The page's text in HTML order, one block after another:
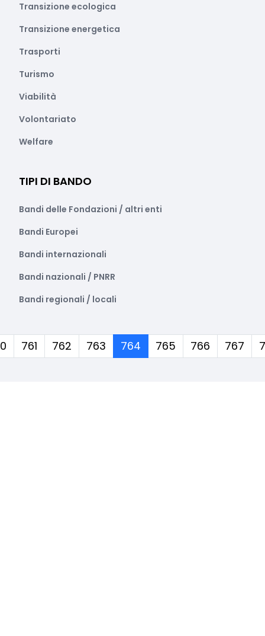
Transizione ecologica
Transizione energetica
Trasporti
Turismo
Viabilità
Volontariato
Welfare
TIPI DI BANDO
Bandi delle Fondazioni / altri enti
Bandi Europei
Bandi internazionali
Bandi nazionali / PNRR
Bandi regionali / locali
761 762 763 764 (corrente)
765 766 767